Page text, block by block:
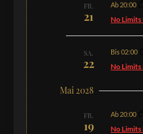
FR.
21
Ab 20:00
No Limits
SA.
22
Bis 02:00
No Limits
Mai 2028
FR.
19
Ab 20:00
No Limits